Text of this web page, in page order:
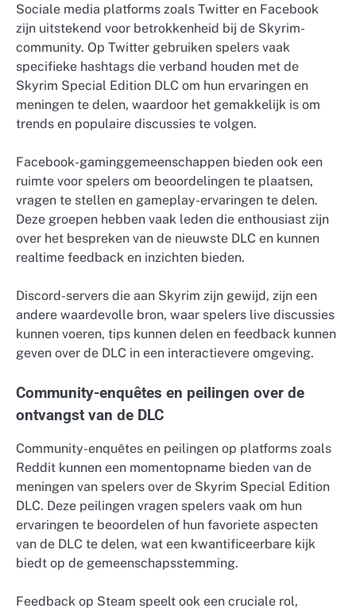
Sociale media platforms zoals Twitter en Facebook
zijn uitstekend voor betrokkenheid bij de Skyrim-
community. Op Twitter gebruiken spelers vaak
specifieke hashtags die verband houden met de
Skyrim Special Edition DLC om hun ervaringen en
meningen te delen, waardoor het gemakkelijk is om
trends en populaire discussies te volgen.
Facebook-gaminggemeenschappen bieden ook een
ruimte voor spelers om beoordelingen te plaatsen,
vragen te stellen en gameplay-ervaringen te delen.
Deze groepen hebben vaak leden die enthousiast zijn
over het bespreken van de nieuwste DLC en kunnen
realtime feedback en inzichten bieden.
Discord-servers die aan Skyrim zijn gewijd, zijn een
andere waardevolle bron, waar spelers live discussies
kunnen voeren, tips kunnen delen en feedback kunnen
geven over de DLC in een interactievere omgeving.
Community-enquêtes en peilingen over de
ontvangst van de DLC
Community-enquêtes en peilingen op platforms zoals
Reddit kunnen een momentopname bieden van de
meningen van spelers over de Skyrim Special Edition
DLC. Deze peilingen vragen spelers vaak om hun
ervaringen te beoordelen of hun favoriete aspecten
van de DLC te delen, wat een kwantificeerbare kijk
biedt op de gemeenschapsstemming.
Feedback op Steam speelt ook een cruciale rol,